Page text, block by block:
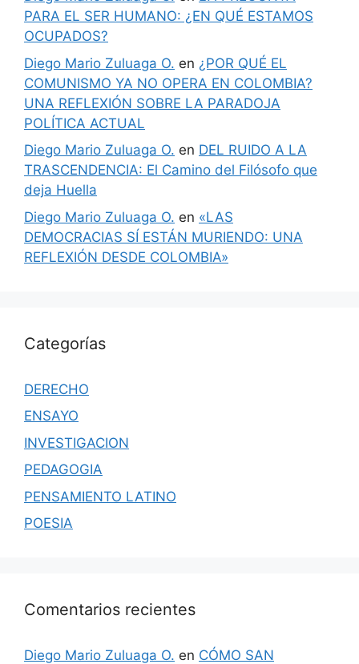
PARA EL SER HUMANO: ¿EN QUÉ ESTAMOS
OCUPADOS?
Diego Mario Zuluaga O. en ¿POR QUÉ EL
COMUNISMO YA NO OPERA EN COLOMBIA?
UNA REFLEXIÓN SOBRE LA PARADOJA
POLÍTICA ACTUAL
Diego Mario Zuluaga O. en DEL RUIDO A LA
TRASCENDENCIA: El Camino del Filósofo que
deja Huella
Diego Mario Zuluaga O. en «LAS
DEMOCRACIAS SÍ ESTÁN MURIENDO: UNA
REFLEXIÓN DESDE COLOMBIA»
Categorías
DERECHO
ENSAYO
INVESTIGACION
PEDAGOGIA
PENSAMIENTO LATINO
POESIA
Comentarios recientes
Diego Mario Zuluaga O. en CÓMO SAN